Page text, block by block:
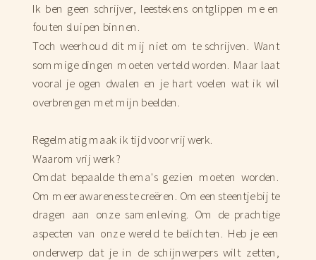
Ik ben geen schrijver, leestekens ontglippen me en
fouten sluipen binnen.
Toch weerhoud dit mij niet om te schrijven. Want
sommige dingen moeten verteld worden. Maar laat
vooral je ogen dwalen en je hart voelen wat ik wil
overbrengen met mijn beelden.
Regelmatig maak ik tijd voor vrij werk.
Waarom vrij werk?
Omdat bepaalde thema's gezien moeten worden.
Om meer awareness te creëren. Om een steentje bij te
dragen aan onze samenleving. Om de prachtige
aspecten van onze wereld te belichten. Heb je een
onderwerp dat je in de schijnwerpers wilt zetten,